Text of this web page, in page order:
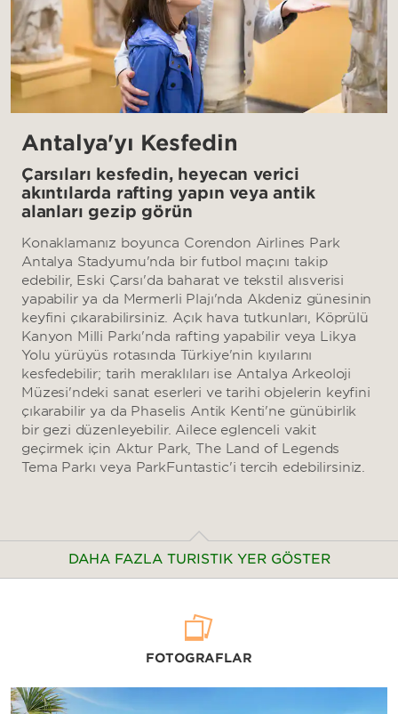
Antalya'yı Keşfedin
Çarşıları keşfedin, heyecan verici
akıntılarda rafting yapın veya antik
alanları gezip görün
Konaklamanız boyunca Corendon Airlines Park
Antalya Stadyumu'nda bir futbol maçını takip
edebilir, Eski Çarşı'da baharat ve tekstil alışverişi
yapabilir ya da Mermerli Plajı'nda Akdeniz güneşinin
keyfini çıkarabilirsiniz. Açık hava tutkunları, Köprülü
Kanyon Milli Parkı'nda rafting yapabilir veya Likya
Yolu yürüyüş rotasında Türkiye'nin kıyılarını
keşfedebilir; tarih meraklıları ise Antalya Arkeoloji
Müzesi'ndeki sanat eserleri ve tarihi objelerin keyfini
çıkarabilir ya da Phaselis Antik Kenti'ne günübirlik
bir gezi düzenleyebilir. Ailece eğlenceli vakit
geçirmek için Aktur Park, The Land of Legends
Tema Parkı veya ParkFuntastic'i tercih edebilirsiniz.
DAHA FAZLA TURİSTİK YER GÖSTER
Antalya Arkeoloji Müzesi
FOTOĞRAFLAR